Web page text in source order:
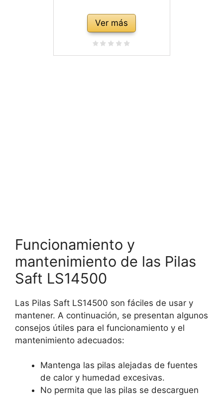
Ver más
Funcionamiento y
mantenimiento de las Pilas
Saft LS14500
Las Pilas Saft LS14500 son fáciles de usar y
mantener. A continuación, se presentan algunos
consejos útiles para el funcionamiento y el
mantenimiento adecuados:
Mantenga las pilas alejadas de fuentes
de calor y humedad excesivas.
No permita que las pilas se descarguen